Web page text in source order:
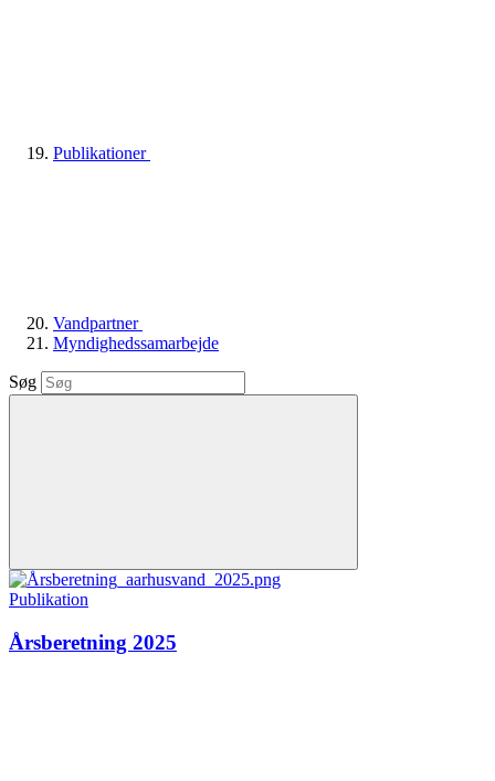
Publikationer
Vandpartner
Myndighedssamarbejde
Søg
Publikation
Årsberetning 2025